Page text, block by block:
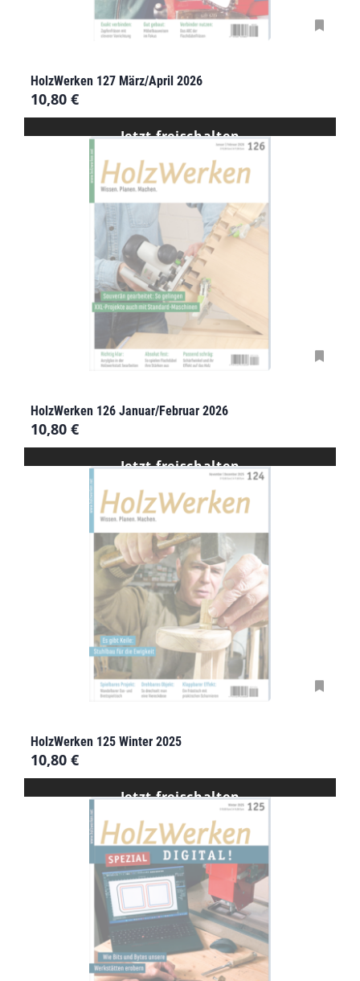
HolzWerken 127 März/April 2026
10,80 €
Jetzt freischalten
HolzWerken 126 Januar/Februar 2026
10,80 €
Jetzt freischalten
HolzWerken 125 Winter 2025
10,80 €
Jetzt freischalten